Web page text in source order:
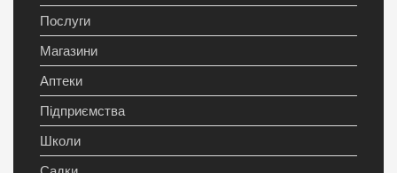
Послуги
Магазини
Аптеки
Підприємства
Школи